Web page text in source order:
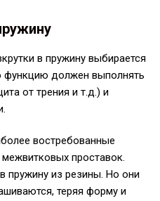
в пружину выбирается
функцию должен выполнять
от трения и т.д.) и
востребованные
проставок.
пружину из резины. Но они
теряя форму и